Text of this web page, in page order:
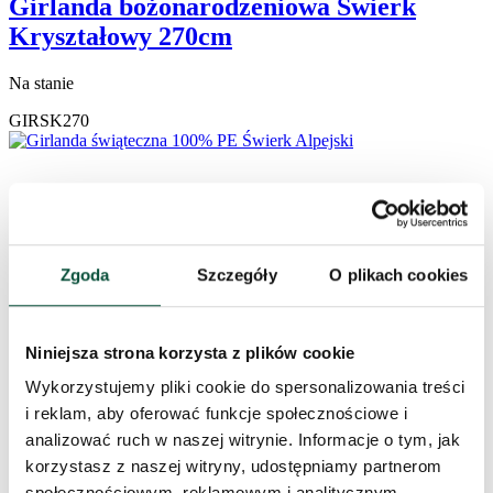
Zgoda Szczegóły O plikach cookies
Niniejsza strona korzysta z plików cookie
Wykorzystujemy pliki cookie do spersonalizowania treści
i reklam, aby oferować funkcje społecznościowe i
analizować ruch w naszej witrynie. Informacje o tym, jak
korzystasz z naszej witryny, udostępniamy partnerom
Girlanda bożonarodzeniowa Świerk
Kryształowy 270cm
Na stanie
GIRSK270